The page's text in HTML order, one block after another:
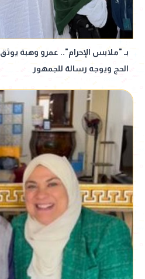
بـ "ملابس الإحرام".. عمرو وهبة
الحج ويوجه رسالة للجمهور